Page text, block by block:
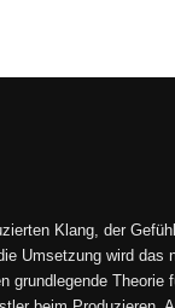
Klang, der
Umsetzung wird
grundlegende